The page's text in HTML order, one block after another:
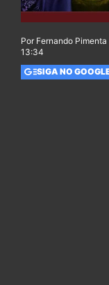
Por Fernando
13:34
SIGA NO